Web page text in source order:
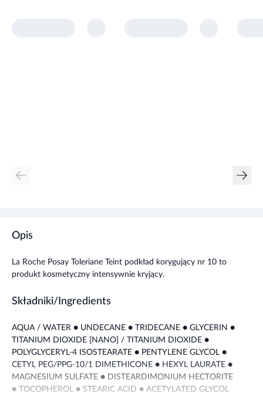
Opis
La Roche Posay Toleriane Teint podkład korygujący nr 10 to
produkt kosmetyczny intensywnie kryjący.
Składniki/Ingredients
AQUA / WATER ● UNDECANE ● TRIDECANE ● GLYCERIN ●
TITANIUM DIOXIDE [NANO] / TITANIUM DIOXIDE ●
POLYGLYCERYL-4 ISOSTEARATE ● PENTYLENE GLYCOL ●
CETYL PEG/PPG-10/1 DIMETHICONE ● HEXYL LAURATE ●
MAGNESIUM SULFATE ● DISTEARDIMONIUM HECTORITE
● TOCOPHEROL ● STEARIC ACID ● ACETYLATED GLYCOL